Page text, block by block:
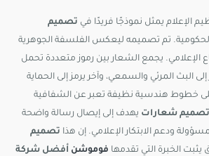
الإعلام يمثل نموذجًا فريدًا في تصميم
تم تصميمه ليعكس الفلسفة الجوهرية
الإعلامي. يجمع الشعار بين رموز متعددة تحمل
البث المرئي والسمعي، وآخر يرمز إلى الحماية
خطوط هندسية نظيفة تعبر عن الشفافية
تصميم شعارات يهدف إلى إيصال رسالة واضحة
ودعم الابتكار الإعلامي. إن هذا تصميم
الخبرة التي تقدمها فوموشن أفضل شركة